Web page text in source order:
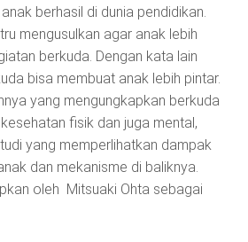
berhasil di dunia pendidikan.
mengusulkan agar anak lebih
berkuda. Dengan kata lain
bisa membuat anak lebih pintar.
yang mengungkapkan berkuda
fisik dan juga mental,
yang memperlihatkan dampak
dan mekanisme di baliknya.
oleh Mitsuaki Ohta sebagai